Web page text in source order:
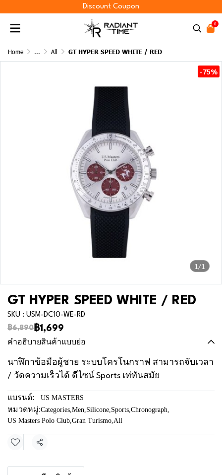
Discount Coupon
0
Home ... All GT HYPER SPEED WHITE / RED
1/1
-75%
GT HYPER SPEED WHITE / RED
SKU : USM-DC10-WE-RD
฿6,890 ฿1,699
คำอธิบายสินค้าแบบย่อ
นาฬิกาข้อมือผู้ชาย ระบบโครโนกราฟ สามารถจับเวลา
/ วัดความเร็วได้ ดีไซน์ Sports เท่ทันสมัย
แบรนด์: US MASTERS
หมวดหมู่:Categories,Men,Silicone,Sports,Chronograph,
US Masters Polo Club,Gran Turismo,All
แชร์